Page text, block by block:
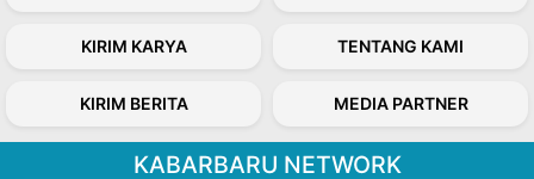
KIRIM KARYA TENTANG KAMI
KIRIM BERITA MEDIA PARTNER
KABARBARU NETWORK